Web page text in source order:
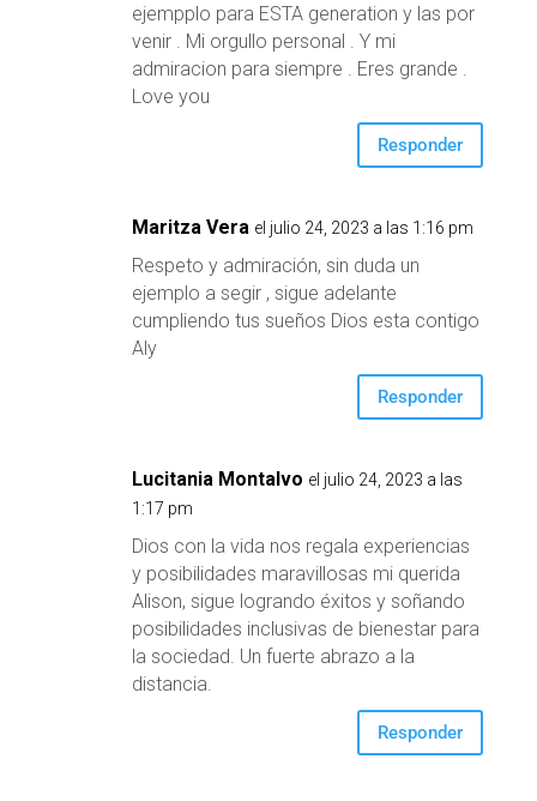
ejempplo para ESTA generation y las por
venir . Mi orgullo personal . Y mi
admiracion para siempre . Eres grande .
Love you
Responder
Maritza Vera el julio 24, 2023 a las 1:16 pm
Respeto y admiración, sin duda un
ejemplo a segir , sigue adelante
cumpliendo tus sueños Dios esta contigo
Aly
Responder
Lucitania Montalvo el julio 24, 2023 a las
1:17 pm
Dios con la vida nos regala experiencias
y posibilidades maravillosas mi querida
Alison, sigue logrando éxitos y soñando
posibilidades inclusivas de bienestar para
la sociedad. Un fuerte abrazo a la
distancia.
Responder